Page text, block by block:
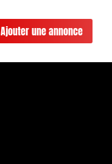
Ajouter une annonce